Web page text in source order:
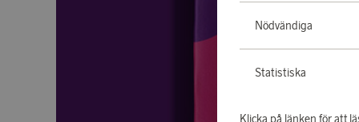
Nödvändiga
Statistiska